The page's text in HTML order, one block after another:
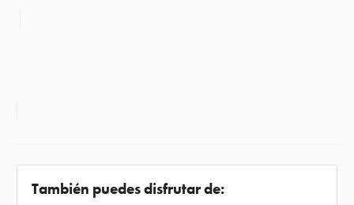
También puedes disfrutar de: